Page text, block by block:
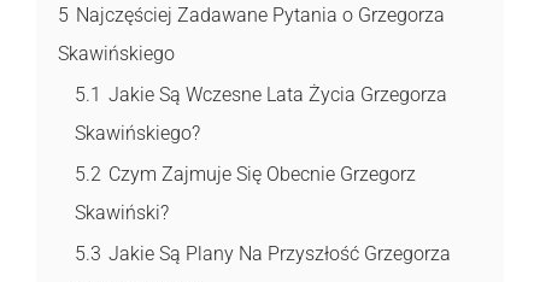
5 Najczęściej Zadawane Pytania o Grzegorza
Skawińskiego
5.1 Jakie Są Wczesne Lata Życia Grzegorza
Skawińskiego?
5.2 Czym Zajmuje Się Obecnie Grzegorz
Skawiński?
5.3 Jakie Są Plany Na Przyszłość Grzegorza